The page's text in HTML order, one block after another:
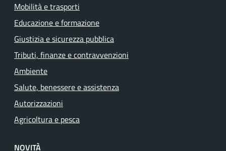
Mobilità e trasporti
Educazione e formazione
Giustizia e sicurezza pubblica
Tributi, finanze e contravvenzioni
Ambiente
Salute, benessere e assistenza
Autorizzazioni
Agricoltura e pesca
NOVITÀ